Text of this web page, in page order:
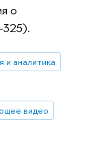
о
325).
и аналитика
видео